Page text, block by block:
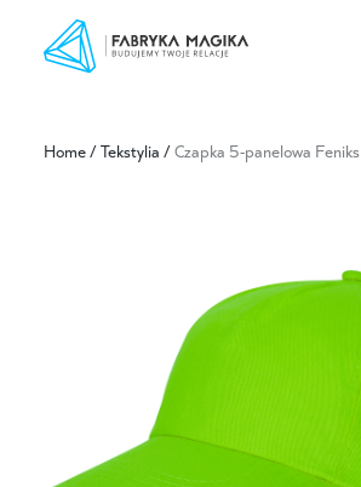
Home/Tekstylia /Czapka 5-panelowa Feniks